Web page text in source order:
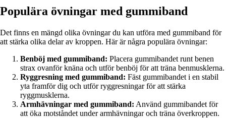
Populära övningar med gummiband
Det finns en mängd olika övningar du kan utföra med gummiband för
att stärka olika delar av kroppen. Här är några populära övningar:
Benböj med gummiband: Placera gummibandet runt benen
strax ovanför knäna och utför benböj för att träna benmusklerna.
Ryggresning med gummiband: Fäst gummibandet i en stabil
yta framför dig och utför ryggresningar för att stärka
ryggmusklerna.
Armhävningar med gummiband: Använd gummibandet för
att öka motståndet under armhävningar och träna överkroppen.